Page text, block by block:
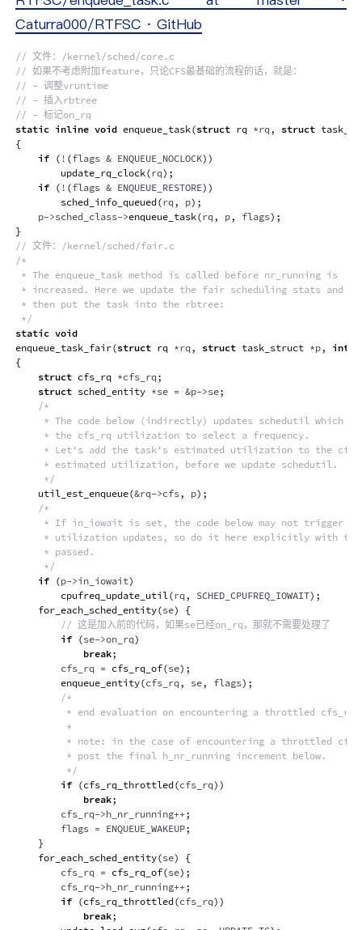
Caturra000/RTFSC · GitHub
// 文件：/kernel/sched/core.c
// 如果不考虑附加feature，只论CFS最基础的流程的话，就是：
// - 调整vruntime
// - 插入rbtree
// - 标记on_rq
static inline void enqueue_task(struct rq *rq, struct
{
if ( ! (flags & ENQUEUE_NOCLOCK) )
update_rq_clock(rq) ;
if ( ! (flags & ENQUEUE_RESTORE) )
sched_info_queued(rq, p) ;
    p
->sched_class->enqueue_task(rq, p, flags) ;
}
// 文件：/kernel/sched/fair.c
/*
* The enqueue_task method is called before nr_running is
* increased. Here we update the fair scheduling stats and
* then put the task into the rbtree:
*/
static void
enqueue_task_fair(struct rq *rq, struct task_struct *p, int
{
struct cfs_rq *cfs_rq;
struct sched_entity *se = &p->se;
/*
* The code below (indirectly) updates schedutil which
     * the cfs_rq utilization to select a frequency.
* Let's add the task's estimated utilization to the
     * estimated utilization, before we update schedutil.
     */
util_est_enqueue(&rq->cfs, p) ;
/*
* If in_iowait is set, the code below may not trigger
* utilization updates, so do it here explicitly with
     * passed.
     */
if (p->in_iowait)
cpufreq_update_util(rq, SCHED_CPUFREQ_IOWAIT) ;
for_each_sched_entity(se)
{
// 这是加入前的代码，如果se已经on_rq，那就不需要处理了
if (se->on_rq)
break;
        cfs_rq
= cfs_rq_of(se) ;
enqueue_entity(cfs_rq, se, flags) ;
/*
         * end evaluation on encountering a throttled cfs_rq
         *
* note: in the case of encountering a throttled
         * post the final h_nr_running increment below.
         */
if (cfs_rq_throttled(cfs_rq) )
break;
        cfs_rq
->h_nr_running++;
        flags
= ENQUEUE_WAKEUP;
}
for_each_sched_entity(se)
{
        cfs_rq
= cfs_rq_of(se) ;
        cfs_rq
->h_nr_running++;
if (cfs_rq_throttled(cfs_rq) )
break;